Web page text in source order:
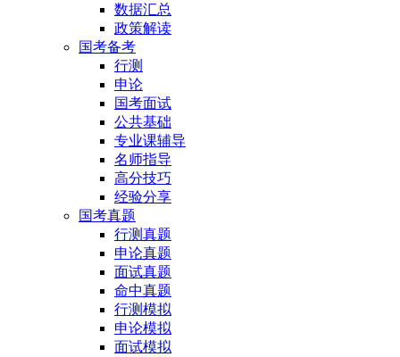
数据汇总
政策解读
国考备考
行测
申论
国考面试
公共基础
专业课辅导
名师指导
高分技巧
经验分享
国考真题
行测真题
申论真题
面试真题
命中真题
行测模拟
申论模拟
面试模拟